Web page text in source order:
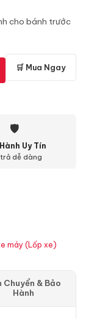
cho bánh trước
🛒 Mua Ngay
🛡
Uy Tín
dễ dàng
máy (Lốp xe)
Chuyển & Bảo
Hành